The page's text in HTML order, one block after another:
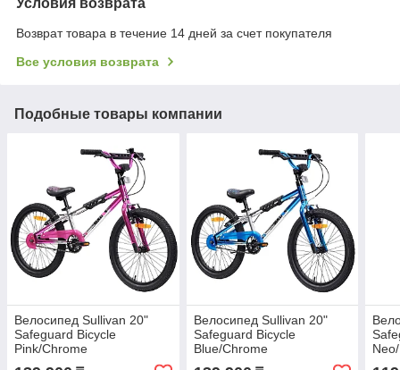
Возврат товара в течение 14 дней за счет покупателя
Все условия возврата
Подобные товары компании
Велосипед Sullivan 20"
Safeguard Bicycle
Pink/Chrome
Велосипед Sullivan 20"
Safeguard Bicycle
Blue/Chrome